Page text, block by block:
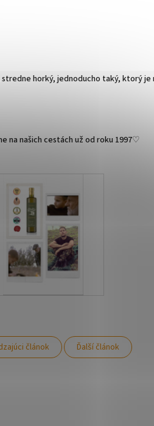
horký, jednoducho taký, ktorý
na našich cestách už od roku 1997♡
článok Ďalší článok